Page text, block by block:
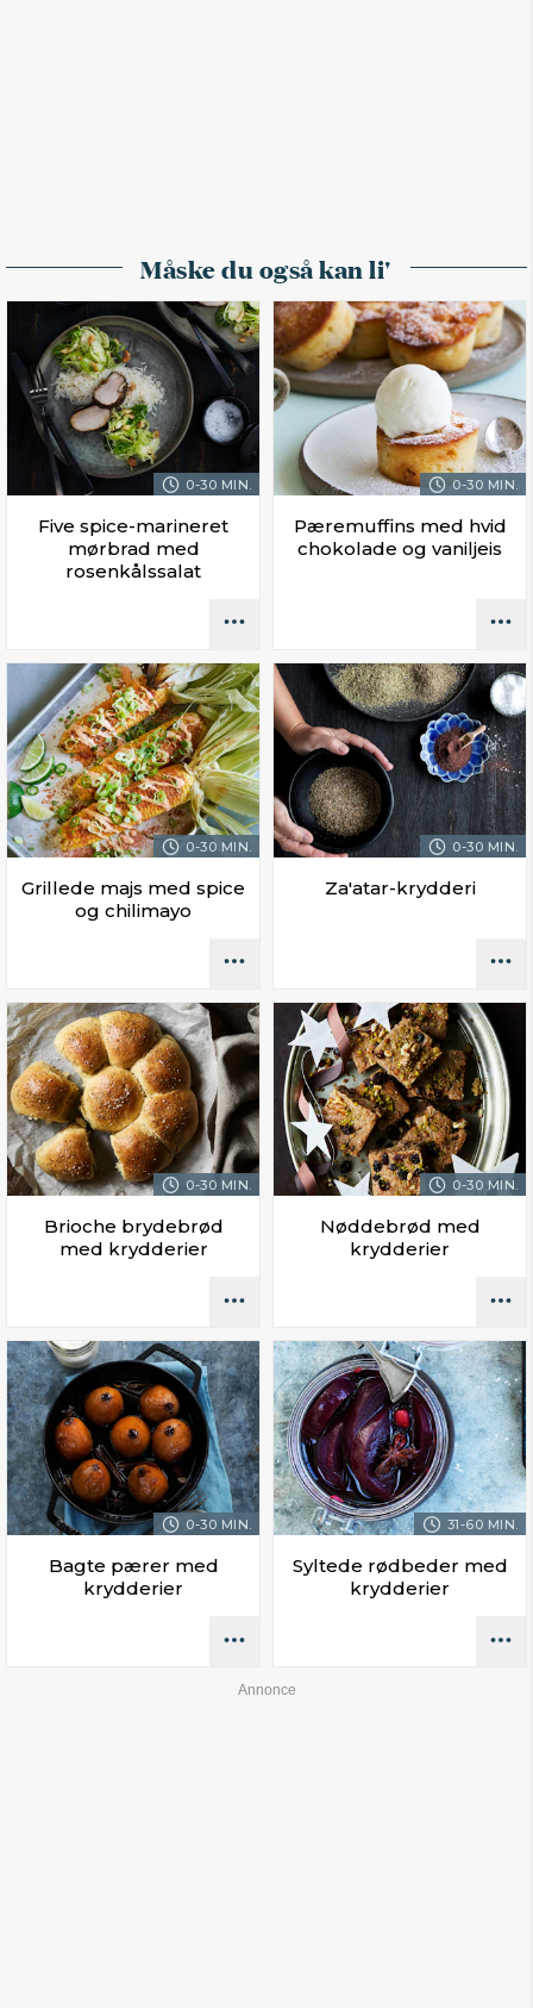
Måske du også kan li'
0-30 MIN.
Five spice-marineret
mørbrad med
rosenkålssalat
0-30 MIN.
Pæremuffins med hvid
chokolade og vaniljeis
0-30 MIN.
Grillede majs med spice
og chilimayo
0-30 MIN.
Za'atar-krydderi
0-30 MIN.
Brioche brydebrød
med krydderier
0-30 MIN.
Nøddebrød med
krydderier
0-30 MIN.
Bagte pærer med
krydderier
31-60 MIN.
Syltede rødbeder med
krydderier